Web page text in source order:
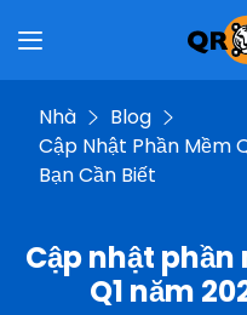
Nhà
Blog
Cập Nhật Phần Mềm
Bạn Cần Biết
Cập nhật phần
Q1 năm